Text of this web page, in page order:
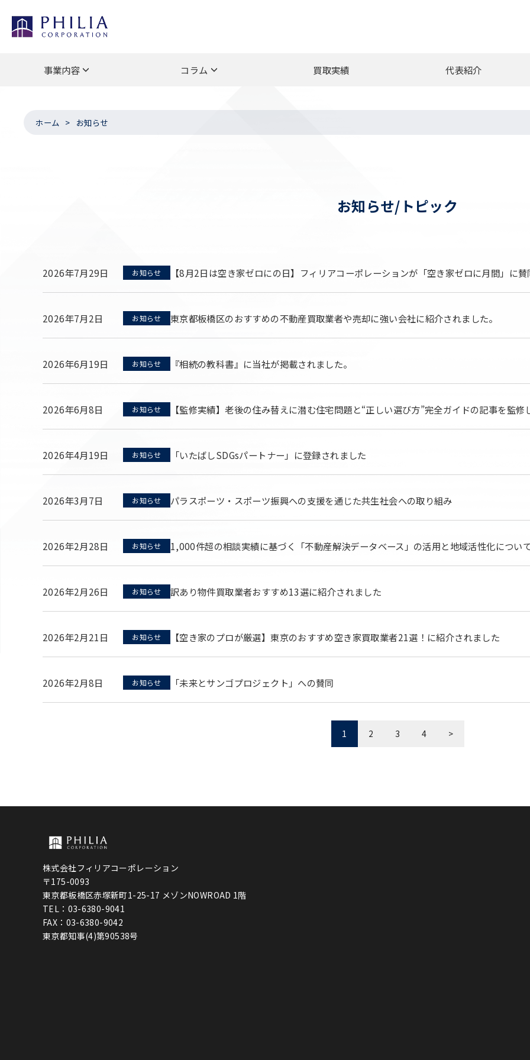
事業内容 コラム 買取実績 代表紹介
ホーム お知らせ
お知らせ/トピック
2026年7月29日 お知らせ 【8月2日は空き家ゼロにの日】フィリアコーポレーションが「空き家ゼロに月間」に
2026年7月2日 お知らせ 東京都板橋区のおすすめの不動産買取業者や売却に強い会社に紹介されました。
2026年6月19日 お知らせ 『相続の教科書』に当社が掲載されました。‎
2026年6月8日 お知らせ 【監修実績】老後の住み替えに潜む住宅問題と“正しい選び方”完全ガイドの記事を監修
2026年4月19日 お知らせ 「いたばしSDGsパートナー」に登録されました
2026年3月7日 お知らせ パラスポーツ・スポーツ振興への支援を通じた共生社会への取り組み
2026年2月28日 お知らせ 1,000件超の相談実績に基づく「不動産解決データベース」の活用と地域活性化につい
2026年2月26日 お知らせ 訳あり物件買取業者おすすめ13選に紹介されました
2026年2月21日 お知らせ 【空き家のプロが厳選】東京のおすすめ空き家買取業者21選！に紹介されました
2026年2月8日 お知らせ 「未来とサンゴプロジェクト」への賛同
ジ
り
1 2 3 4 >
株式会社フィリアコーポレーション
〒175-0093
東京都板橋区赤塚新町1-25-17 メゾンNOWROAD 1階
TEL：03-6380-9041
FAX：03-6380-9042
東京都知事(4)第90538号